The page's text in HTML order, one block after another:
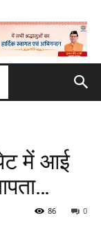
में आई
0
86